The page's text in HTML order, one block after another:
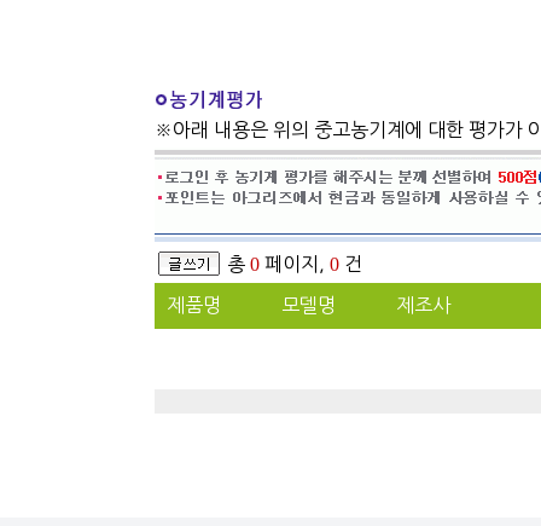
※아래 내용은 위의 중고농기계에 대한 평가가
총 0 페이지, 0 건
제품명 모델명 제조사